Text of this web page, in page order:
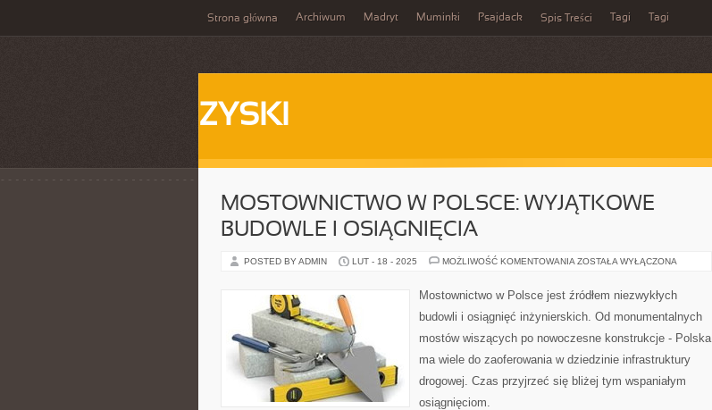
Strona główna Archiwum Madryt Muminki Psajdack Spis Treści Tagi Tagi
ZYSKI
MOSTOWNICTWO W POLSCE: WYJĄTKOWE
BUDOWLE I OSIĄGNIĘCIA
POSTED BY ADMIN LUT - 18 - 2025 MOŻLIWOŚĆ KOMENTOWANIA MOSTOWNICTWO
WYJĄTKOWE
BUDOWLE
OSIĄGNIĘCIA
ZOSTAŁA WYŁĄCZONA
Mostownictwo w Polsce jest źródłem niezwykłych
budowli i osiągnięć inżynierskich. Od monumentalnych
mostów wiszących po nowoczesne konstrukcje - Polska
ma wiele do zaoferowania w dziedzinie infrastruktury
drogowej. Czas przyjrzeć się bliżej tym wspaniałym
osiągnięciom.